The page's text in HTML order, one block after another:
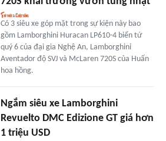
Có 3 siêu xe góp mặt trong sự kiện này bao
gồm Lamborghini Huracan LP610-4 biển tứ
quý 6 của đại gia Nghệ An, Lamborghini
Aventador độ SVJ và McLaren 720S của Huấn
hoa hồng.
Ngắm siêu xe Lamborghini
Revuelto DMC Edizione GT giá hơn
1 triệu USD